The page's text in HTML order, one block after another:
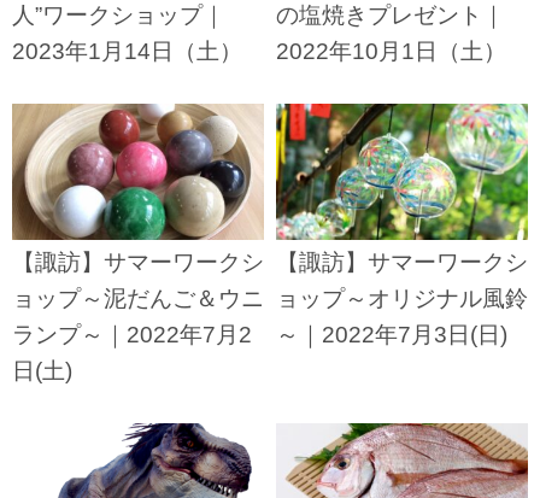
人”ワークショップ｜
2023年1月14日（土）
の塩焼きプレゼント｜
2022年10月1日（土）
【諏訪】サマーワークシ
ョップ～泥だんご＆ウニ
ランプ～｜2022年7月2
日(土)
【諏訪】サマーワークシ
ョップ～オリジナル風鈴
～｜2022年7月3日(日)